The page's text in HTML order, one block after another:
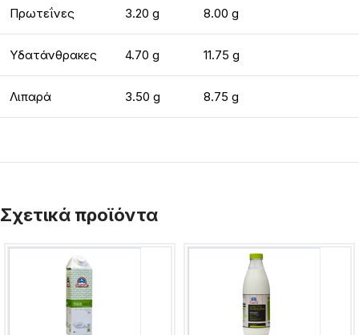
Πρωτεΐνες 3.20 g 8.00 g
Υδατάνθρακες 4.70 g 11.75 g
Λιπαρά 3.50 g 8.75 g
Σχετικά προϊόντα